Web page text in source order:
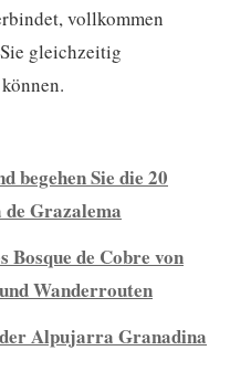
vollkommen
gleichzeitig
begehen Sie die 20
Grazalema
Bosque de Cobre von
Wanderrouten
Alpujarra Granadina